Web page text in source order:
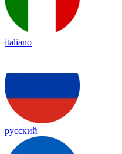
italiano
русский